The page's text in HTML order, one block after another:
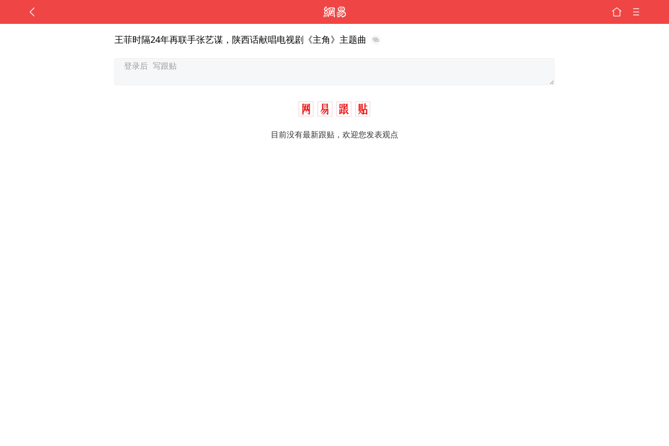
王菲时隔24年再联手张艺谋，陕西话献唱电视剧《主角》主题曲
目前没有最新跟贴，欢迎您发表观点